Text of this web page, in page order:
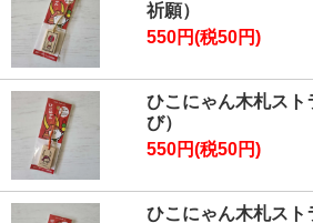
祈願）
550円(税50円)
ひこにゃん木札ス
び）
550円(税50円)
ひこにゃん木札ス